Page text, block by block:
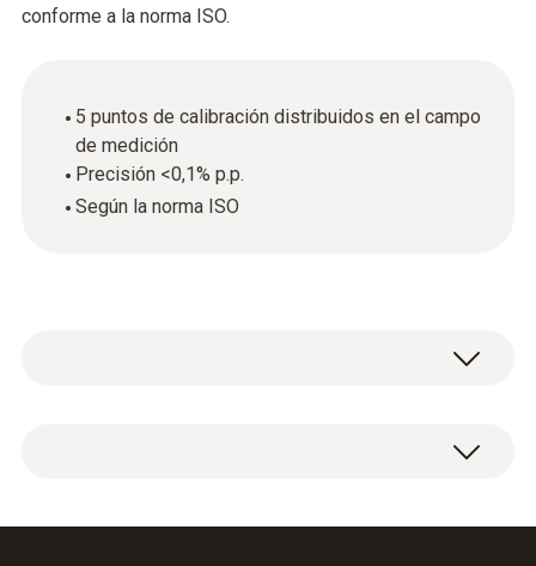
conforme a la norma ISO.
5 puntos de calibración distribuidos en el campo
de medición
Precisión <0,1% p.p.
Según la norma ISO
Certificado de calibración ISO Presión con 5